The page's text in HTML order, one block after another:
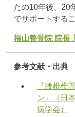
たの10年後、20
でサポートする
福山整骨院 院長
参考文献・出典
『腰椎椎
ン』（日
病学会）